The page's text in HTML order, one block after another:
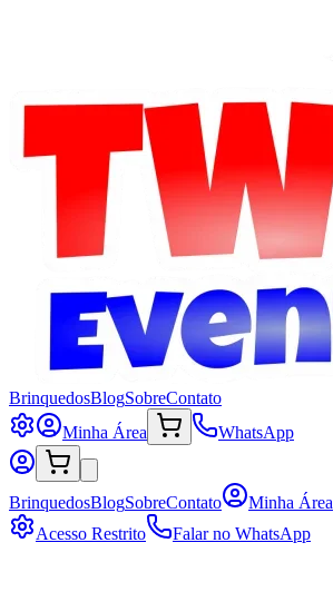
BrinquedosBlogSobreContato
Minha Área
WhatsApp
BrinquedosBlogSobreContato
Minha Área
Acesso Restrito
Falar no WhatsApp